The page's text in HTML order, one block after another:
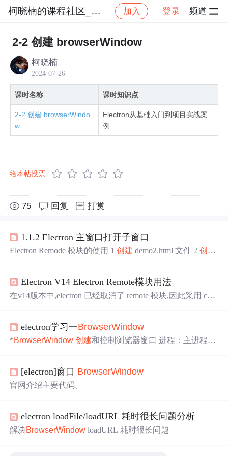
柯晓楠的课程社区_NO_1 加入 登录 频道
社区 柯晓楠的课程社区_NO_1
2-2 创建 browserWindow
柯晓楠
2024-07-26
课时名称 课时知识点
2-2 创建 browserWindo
w
Electron从基础入门到项目实战案
例
给本帖投票
75 回复 打赏
1.1.2 Electron 主窗口打开子窗口
Electron Remode 模块的使用 1创建 demo2.html 文件 2创建
w
.onload=function(){ btn.onclick=()=>{ newwin=new
rWindow ({ ..
Electron V14 Electron Remote模块用法
在v14版本中,electron 已经取消了 remote 模块,因此采用 con
rg/docs/api/browser- window需要修改为以下的写法: 1.下载
新的单独模块 remote npm install --save @electron/remote 2.ma
electron学习一BrowserWindow
*BrowserWindow 创建和控制浏览器窗口 进程：主进程
ote” // const { BrowserWindow} = require("electron").remote a
pp.on('re...
[electron]窗口 BrowserWindow
官网介绍主要代码。
electron loadFile/loadURL 耗时很长问题分析
解决BrowserWindow loadURL 耗时很长问题